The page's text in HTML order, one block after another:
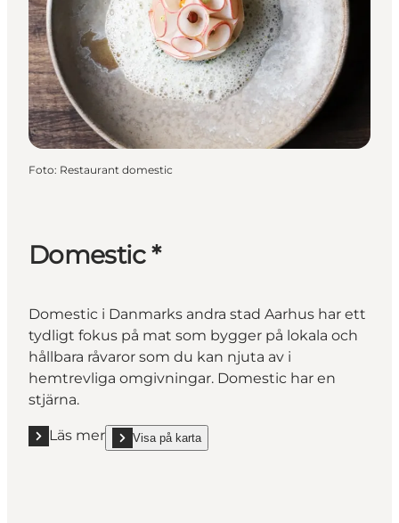
Foto: Restaurant domestic
Domestic *
Domestic i Danmarks andra stad Aarhus har ett
tydligt fokus på mat som bygger på lokala och
hållbara råvaror som du kan njuta av i
hemtrevliga omgivningar. Domestic har en
stjärna.
Läs mer
Läs mer "Domestic *"
Visa på karta
show Domestic * on_map